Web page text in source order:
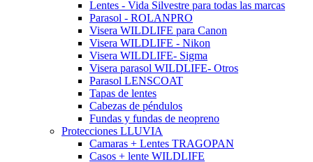
Lentes - Vida Silvestre para todas las marcas
Parasol - ROLANPRO
Visera WILDLIFE para Canon
Visera WILDLIFE - Nikon
Visera WILDLIFE- Sigma
Visera parasol WILDLIFE- Otros
Parasol LENSCOAT
Tapas de lentes
Cabezas de péndulos
Fundas y fundas de neopreno
Protecciones LLUVIA
Camaras + Lentes TRAGOPAN
Casos + lente WILDLIFE